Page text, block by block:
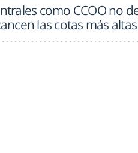
como CCOO no
las cotas más